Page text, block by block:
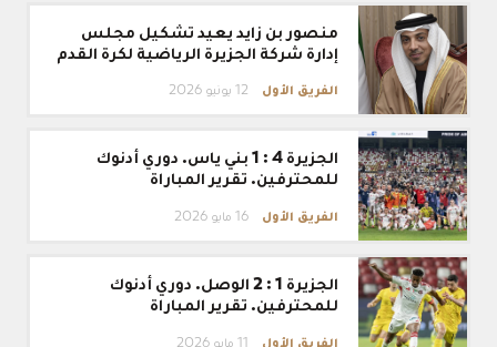
نادي
الجزيرة
منصور
زايد
يعيد
تشكيل
مجلس
إدارة
شركة
الجزيرة
الرياضية
لكرة
القدم
منصور بن زايد يعيد تشكيل مجلس
إدارة شركة الجزيرة الرياضية لكرة القدم
الفريق الأول 12 يونيو 2026
الجزيرة
4
:
1
بني
ياس.
دوري
أدنوك
للمحترفين.
تقرير
المباراة
الجزيرة 4 : 1 بني ياس. دوري أدنوك
للمحترفين. تقرير المباراة
الفريق الأول 16 مايو 2026
الجزيرة
1
:
2
الوصل.
الجزيرة 1 : 2 الوصل. دوري أدنوك
للمحترفين. تقرير المباراة
الفريق الأول 11 مايو 2026